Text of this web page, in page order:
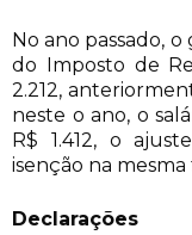
No ano passado,
do Imposto de
2.212,
neste o ano, o
R$ 1.412, o
isenção na mesma
Declarações